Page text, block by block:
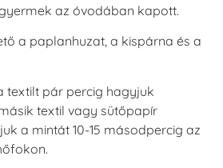
az óvodában kapott.
a paplanhuzat, a kispárna és a
textilt pár percig hagyjuk
textil vagy sütőpapír
a mintát 10-15 másodpercig az